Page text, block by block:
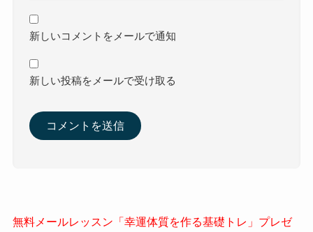
新しいコメントをメールで通知
新しい投稿をメールで受け取る
無料メールレッスン「幸運体質を作る基礎トレ」プレゼ